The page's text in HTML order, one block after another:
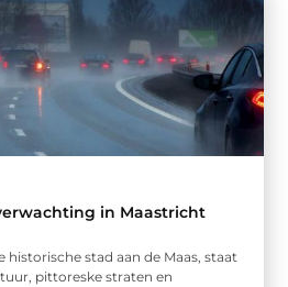
in Maastricht
historische stad aan de Maas, staat
pittoreske straten en